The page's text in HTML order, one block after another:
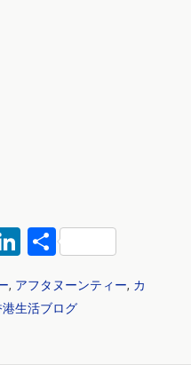
Li
ke
共
, アフタヌーンティー, カ
港生活ブログ